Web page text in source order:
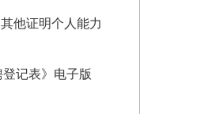
他证明个人能力
登记表》电子版